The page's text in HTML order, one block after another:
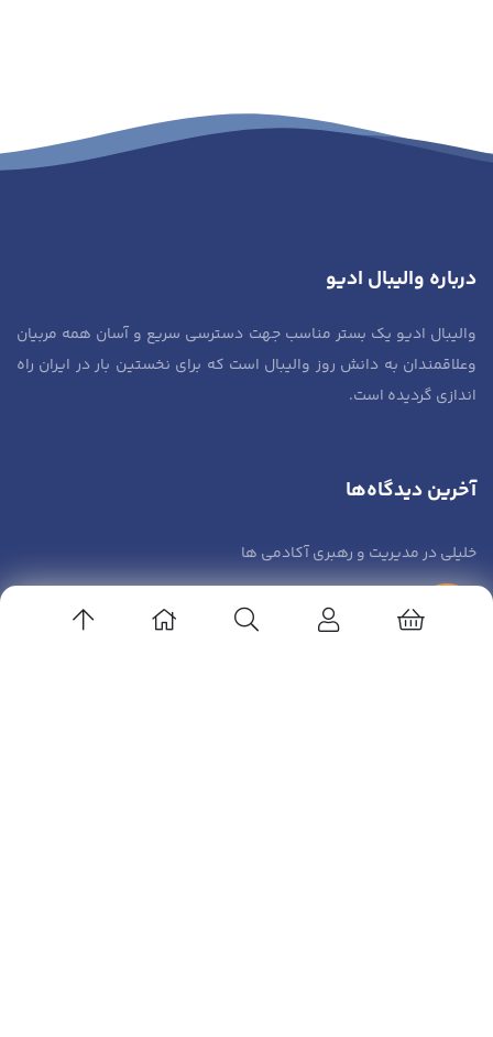
درباره والیبال ادیو
والیبال ادیو یک بستر مناسب جهت دسترسی سریع و آسان همه مربیان
وعلاقمندان به دانش روز والیبال است که برای نخستین بار در ایران راه
اندازی گردیده است.
آخرین دیدگاه‌ها
خلیلیدرمدیریت و رهبری آکادمی ها